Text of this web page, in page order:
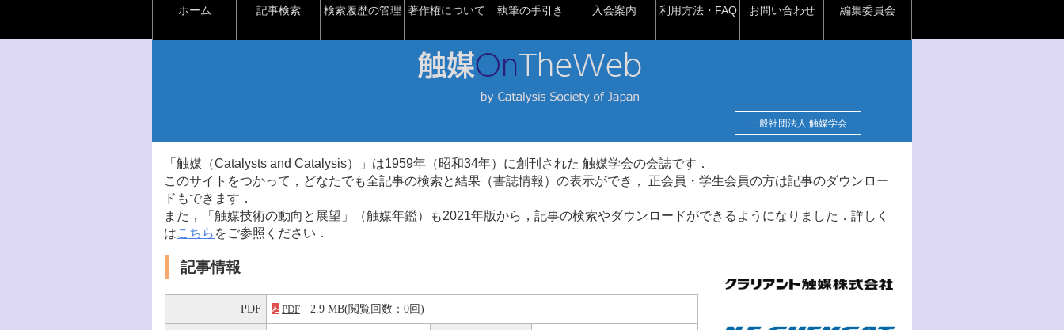
ホーム 記事検索 検索履歴の管理 著作権について 執筆の手引き 入会案内 利用方法・FAQ お問い合わせ 編集委員会
一般社団法人 触媒学会
「触媒（Catalysts and Catalysis）」は1959年（昭和34年）に創刊された 触媒学会の会誌です．
このサイトをつかって，どなたでも全記事の検索と結果（書誌情報）の表示ができ， 正会員・学生会員の方は記事のダウンロー
ドもできます．
また，「触媒技術の動向と展望」（触媒年鑑）も2021年版から，記事の検索やダウンロードができるようになりました．詳しく
はこちら をご参照ください．
記事情報
PDF PDF 2.9 MB(閲覧回数：0回)